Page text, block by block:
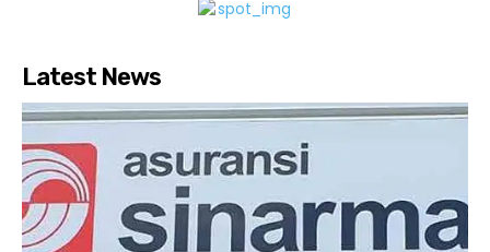
Latest News